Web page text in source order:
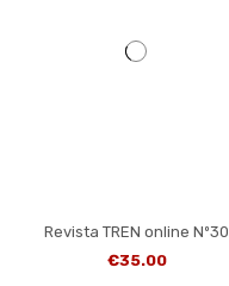
Revista TREN online Nº30
€35.00